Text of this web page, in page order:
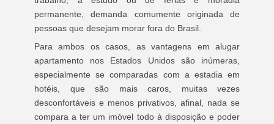
permanente, demanda comumente originada de
pessoas que desejam morar fora do Brasil.
Para ambos os casos, as vantagens em alugar
apartamento nos Estados Unidos são inúmeras,
especialmente se comparadas com a estadia em
hotéis, que são mais caros, muitas vezes
desconfortáveis e menos privativos, afinal, nada se
compara a ter um imóvel todo à disposição e poder